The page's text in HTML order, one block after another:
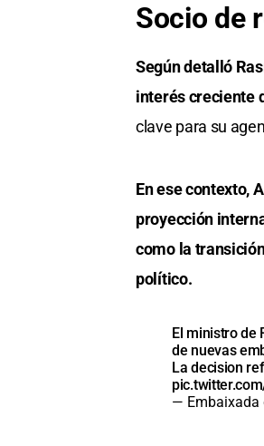
Socio de
Según detalló
interés creciente
clave para su
En ese contexto,
proyección
como la
político.
El ministro de
de nuevas
La decision
— Embaixada